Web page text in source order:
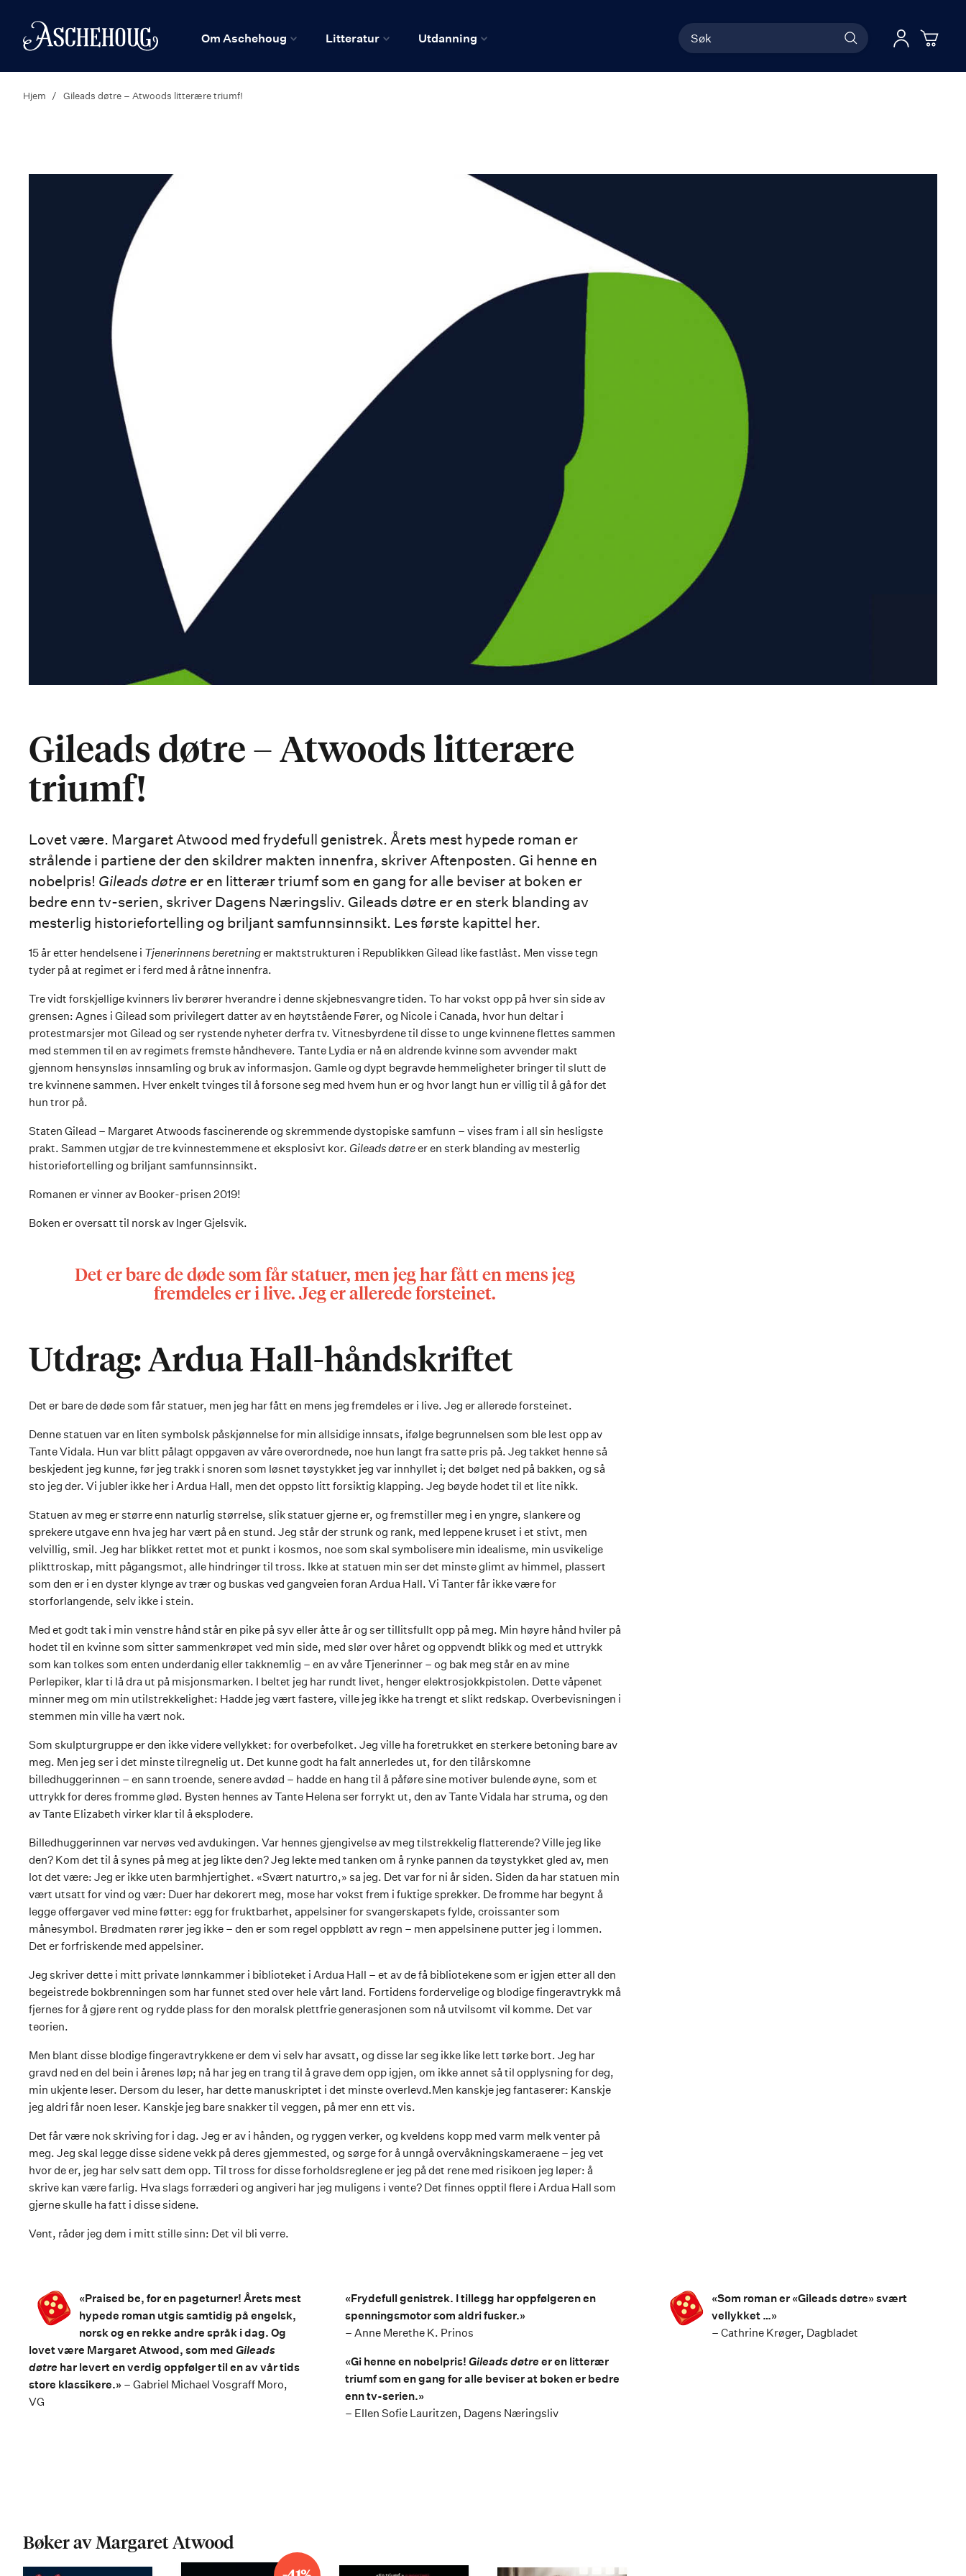
Hjem
Om Aschehoug Litteratur Utdanning
Søk Logg
Hjem Gileads døtre – Atwoods litterære triumf!
Gileads døtre – Atwoods litterære
triumf!
Lovet være. Margaret Atwood med frydefull genistrek. Årets mest hypede roman er
strålende i partiene der den skildrer makten innenfra, skriver Aftenposten. Gi henne en
nobelpris! Gileads døtre er en litterær triumf som en gang for alle beviser at boken er
bedre enn tv-serien, skriver Dagens Næringsliv. Gileads døtre er en sterk blanding av
mesterlig historiefortelling og briljant samfunnsinnsikt. Les første kapittel her.
15 år etter hendelsene i Tjenerinnens beretninger maktstrukturen i Republikken Gilead like fastlåst. Men visse tegn
tyder på at regimet er i ferd med å råtne innenfra.
Tre vidt forskjellige kvinners liv berører hverandre i denne skjebnesvangre tiden. To har vokst opp på hver sin side av
grensen: Agnes i Gilead som privilegert datter av en høytstående Fører, og Nicole i Canada, hvor hun deltar i
protestmarsjer mot Gilead og ser rystende nyheter derfra tv. Vitnesbyrdene til disse to unge kvinnene flettes sammen
med stemmen til en av regimets fremste håndhevere. Tante Lydia er nå en aldrende kvinne som avvender makt
gjennom hensynsløs innsamling og bruk av informasjon. Gamle og dypt begravde hemmeligheter bringer til slutt de
tre kvinnene sammen. Hver enkelt tvinges til å forsone seg med hvem hun er og hvor langt hun er villig til å gå for det
hun tror på.
Staten Gilead – Margaret Atwoods fascinerende og skremmende dystopiske samfunn – vises fram i all sin hesligste
prakt. Sammen utgjør de tre kvinnestemmene et eksplosivt kor. Gileads døtreer en sterk blanding av mesterlig
historiefortelling og briljant samfunnsinnsikt.
Romanen er vinner av Booker-prisen 2019!
Boken er oversatt til norsk av Inger Gjelsvik.
Det er bare de døde som får statuer, men jeg har fått en mens jeg
fremdeles er i live. Jeg er allerede forsteinet.
Utdrag: Ardua Hall-håndskriftet
Det er bare de døde som får statuer, men jeg har fått en mens jeg fremdeles er i live. Jeg er allerede forsteinet.
Denne statuen var en liten symbolsk påskjønnelse for min allsidige innsats, ifølge begrunnelsen som ble lest opp av
Tante Vidala. Hun var blitt pålagt oppgaven av våre overordnede, noe hun langt fra satte pris på. Jeg takket henne så
beskjedent jeg kunne, før jeg trakk i snoren som løsnet tøystykket jeg var innhyllet i; det bølget ned på bakken, og så
sto jeg der. Vi jubler ikke her i Ardua Hall, men det oppsto litt forsiktig klapping. Jeg bøyde hodet til et lite nikk.
Statuen av meg er større enn naturlig størrelse, slik statuer gjerne er, og fremstiller meg i en yngre, slankere og
sprekere utgave enn hva jeg har vært på en stund. Jeg står der strunk og rank, med leppene kruset i et stivt, men
velvillig, smil. Jeg har blikket rettet mot et punkt i kosmos, noe som skal symbolisere min idealisme, min usvikelige
plikttroskap, mitt pågangsmot, alle hindringer til tross. Ikke at statuen min ser det minste glimt av himmel, plassert
som den er i en dyster klynge av trær og buskas ved gangveien foran Ardua Hall. Vi Tanter får ikke være for
storforlangende, selv ikke i stein.
Med et godt tak i min venstre hånd står en pike på syv eller åtte år og ser tillitsfullt opp på meg. Min høyre hånd hviler på
hodet til en kvinne som sitter sammenkrøpet ved min side, med slør over håret og oppvendt blikk og med et uttrykk
som kan tolkes som enten underdanig eller takknemlig – en av våre Tjenerinner – og bak meg står en av mine
Perlepiker, klar ti lå dra ut på misjonsmarken. I beltet jeg har rundt livet, henger elektrosjokkpistolen. Dette våpenet
minner meg om min utilstrekkelighet: Hadde jeg vært fastere, ville jeg ikke ha trengt et slikt redskap. Overbevisningen i
stemmen min ville ha vært nok.
Som skulpturgruppe er den ikke videre vellykket: for overbefolket. Jeg ville ha foretrukket en sterkere betoning bare av
meg. Men jeg ser i det minste tilregnelig ut. Det kunne godt ha falt annerledes ut, for den tilårskomne
billedhuggerinnen – en sann troende, senere avdød – hadde en hang til å påføre sine motiver bulende øyne, som et
uttrykk for deres fromme glød. Bysten hennes av Tante Helena ser forrykt ut, den av Tante Vidala har struma, og den
av Tante Elizabeth virker klar til å eksplodere.
Billedhuggerinnen var nervøs ved avdukingen. Var hennes gjengivelse av meg tilstrekkelig flatterende? Ville jeg like
den? Kom det til å synes på meg at jeg likte den? Jeg lekte med tanken om å rynke pannen da tøystykket gled av, men
lot det være: Jeg er ikke uten barmhjertighet. «Svært naturtro,» sa jeg. Det var for ni år siden. Siden da har statuen min
vært utsatt for vind og vær: Duer har dekorert meg, mose har vokst frem i fuktige sprekker. De fromme har begynt å
legge offergaver ved mine føtter: egg for fruktbarhet, appelsiner for svangerskapets fylde, croissanter som
månesymbol. Brødmaten rører jeg ikke – den er som regel oppbløtt av regn – men appelsinene putter jeg i lommen.
Det er forfriskende med appelsiner.
Jeg skriver dette i mitt private lønnkammer i biblioteket i Ardua Hall – et av de få bibliotekene som er igjen etter all den
begeistrede bokbrenningen som har funnet sted over hele vårt land. Fortidens fordervelige og blodige fingeravtrykk må
fjernes for å gjøre rent og rydde plass for den moralsk plettfrie generasjonen som nå utvilsomt vil komme. Det var
teorien.
Men blant disse blodige fingeravtrykkene er dem vi selv har avsatt, og disse lar seg ikke like lett tørke bort. Jeg har
gravd ned en del bein i årenes løp; nå har jeg en trang til å grave dem opp igjen, om ikke annet så til opplysning for deg,
min ukjente leser. Dersom du leser, har dette manuskriptet i det minste overlevd.Men kanskje jeg fantaserer: Kanskje
jeg aldri får noen leser. Kanskje jeg bare snakker til veggen, på mer enn ett vis.
Det får være nok skriving for i dag. Jeg er av i hånden, og ryggen verker, og kveldens kopp med varm melk venter på
meg. Jeg skal legge disse sidene vekk på deres gjemmested, og sørge for å unngå overvåkningskameraene – jeg vet
hvor de er, jeg har selv satt dem opp. Til tross for disse forholdsreglene er jeg på det rene med risikoen jeg løper: å
skrive kan være farlig. Hva slags forræderi og angiveri har jeg muligens i vente? Det finnes opptil flere i Ardua Hall som
gjerne skulle ha fatt i disse sidene.
Vent, råder jeg dem i mitt stille sinn: Det vil bli verre.
«Praised be, for en pageturner! Årets mest
hypede roman utgis samtidig på engelsk,
norsk og en rekke andre språk i dag. Og
lovet være Margaret Atwood, som med Gileads
døtre har levert en verdig oppfølger til en av vår tids
store klassikere.» – Gabriel Michael Vosgraff Moro,
VG
«Frydefull genistrek. I tillegg har oppfølgeren en
spenningsmotor som aldri fusker.»
– Anne Merethe K. Prinos
«Gi henne en nobelpris! Gileads døtre er en litterær
triumf som en gang for alle beviser at boken er bedre
enn tv-serien.»
– Ellen Sofie Lauritzen, Dagens Næringsliv
«Som roman er «Gileads døtre» svært
vellykket …»
– Cathrine Krøger, Dagbladet
Bøker av Margaret Atwood